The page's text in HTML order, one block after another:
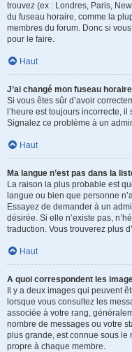
trouvez (ex : Londres, Paris,
du fuseau horaire, comme la
membres du forum. Donc si
pour le faire.
Haut
J’ai changé mon fuseau
Si vous êtes sûr d’avoir
l’heure est toujours incorrecte,
Signalez ce problème à un
Haut
Ma langue n’est pas dans la
La raison la plus probable est
langue ou bien que personne
Essayez de demander à un
désirée. Si elle n’existe pas,
traduction. Vous trouverez plus
Haut
A quoi correspondent les
Il y a deux images qui peuvent
lorsque vous consultez les
associée à votre rang,
nombre de messages ou votre
plus grande, est connue sous le
propre à chaque membre.